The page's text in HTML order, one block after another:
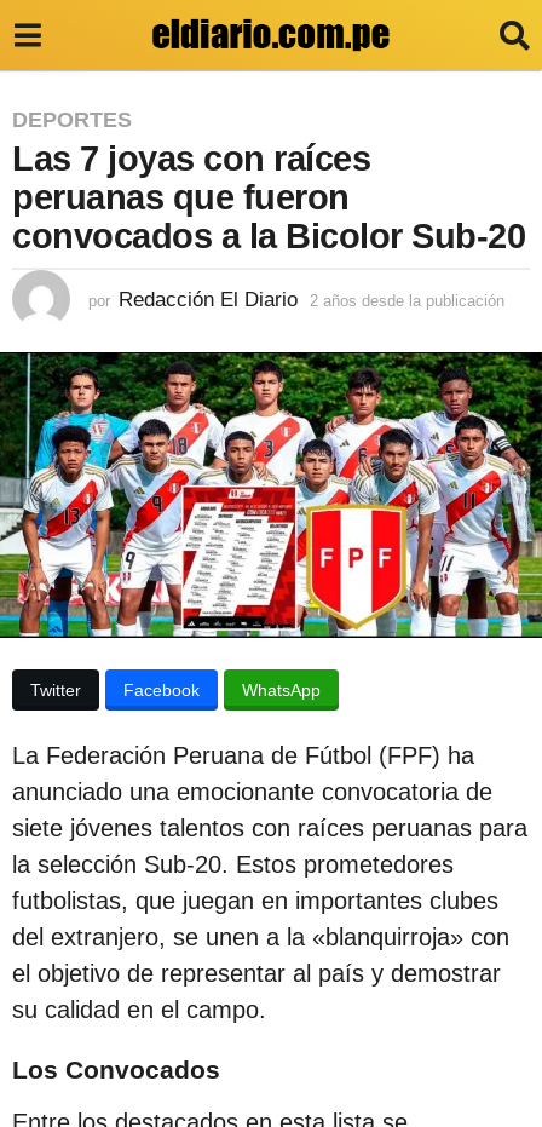
2
a
ñ
o
d
s
d
e
l
a
p
u
b
l
i
a
c
i
ó
n
2
a
ñ
o
DEPORTES
Las 7 joyas con raíces
peruanas que fueron
convocados a la Bicolor Sub-20
por Redacción El Diario 2 años desde la publicación
o
s
d
e
s
d
e
l
a
p
u
b
Twitter Facebook WhatsApp
La Federación Peruana de Fútbol (FPF) ha
anunciado una emocionante convocatoria de
siete jóvenes talentos con raíces peruanas para
la selección Sub-20. Estos prometedores
futbolistas, que juegan en importantes clubes
del extranjero, se unen a la «blanquirroja» con
el objetivo de representar al país y demostrar
su calidad en el campo.
Los Convocados
Entre los destacados en esta lista se